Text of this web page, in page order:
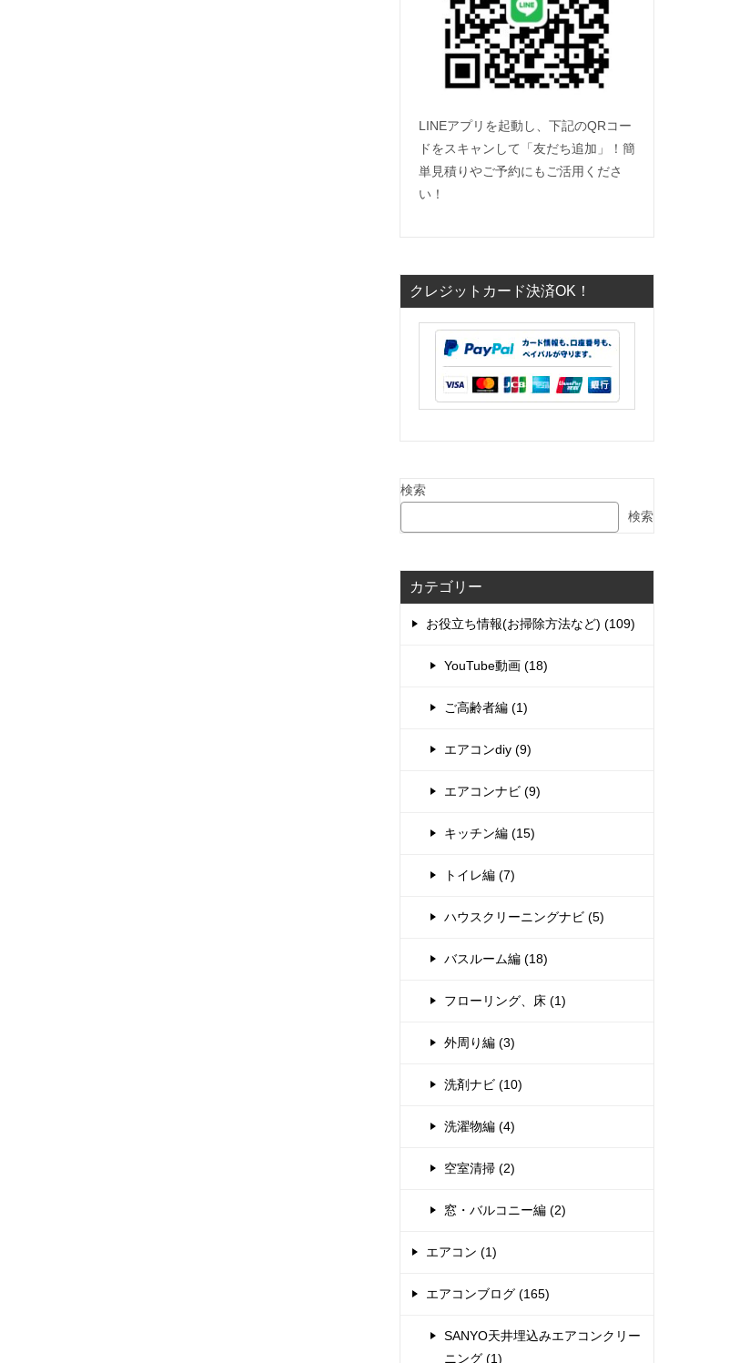
LINEアプリを起動し、下記のQRコー
ドをスキャンして「友だち追加」！簡
単見積りやご予約にもご活用くださ
い！
クレジットカード決済OK！
検索
検索
カテゴリー
お役立ち情報(お掃除方法など) (109)
YouTube動画 (18)
ご高齢者編 (1)
エアコンdiy (9)
エアコンナビ (9)
キッチン編 (15)
トイレ編 (7)
ハウスクリーニングナビ (5)
バスルーム編 (18)
フローリング、床 (1)
外周り編 (3)
洗剤ナビ (10)
洗濯物編 (4)
空室清掃 (2)
窓・バルコニー編 (2)
エアコン (1)
エアコンブログ (165)
SANYO天井埋込みエアコンクリー
ニング (1)